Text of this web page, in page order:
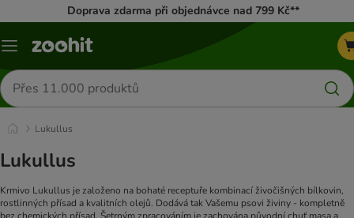
Doprava zdarma při objednávce nad 799 Kč**
Menu
Hledat
produkty
Lukullus
Lukullus
Krmivo Lukullus je založeno na bohaté receptuře kombinací živočišných bílkovin,
rostlinných přísad a kvalitních olejů. Dodává tak Vašemu psovi živiny - kompletně